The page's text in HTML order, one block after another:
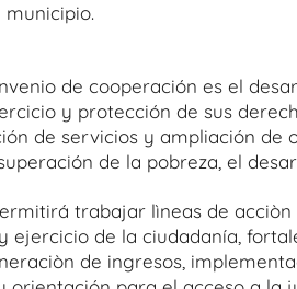
de cooperación es el
y protección de sus
de servicios y ampliación de
de la pobreza, el
trabajar lìneas de
ejercicio de la ciudadanía,
de ingresos,